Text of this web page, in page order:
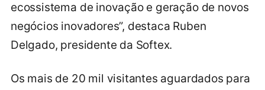
ecossistema de inovação e geração de novos
negócios inovadores”, destaca Ruben
Delgado, presidente da Softex.
Os mais de 20 mil visitantes aguardados para